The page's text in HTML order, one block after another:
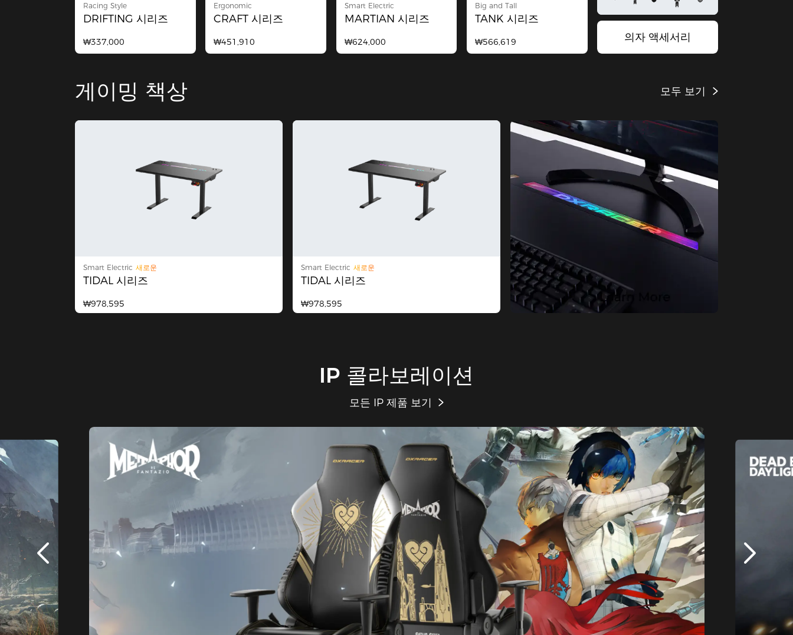
Racing Style
DRIFTING 시리즈
₩337,000
Ergonomic
CRAFT 시리즈
₩451,910
Smart Electric
MARTIAN 시리즈
₩624,000
Big and Tall
TANK 시리즈
₩566,619 의자 액세서리
게이밍 책상 모두 보기
Smart Electric 새로운
TIDAL 시리즈
₩978,595
Smart Electric 새로운
TIDAL 시리즈
₩978,595
IP 콜라보레이션
모든 IP 제품 보기